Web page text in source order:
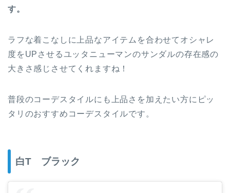
す。
ラフな着こなしに上品なアイテムを合わせてオシャレ
度をUPさせるユッタニューマンのサンダルの存在感の
大きさ感じさせてくれますね！
普段のコーデスタイルにも上品さを加えたい方にピッ
タリのおすすめコーデスタイルです。
白T ブラック